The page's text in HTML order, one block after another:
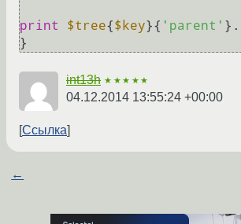
print $tree{$key}{ 'parent' }.
int13h ★★★★★
04.12.2014 13:55:24 +00:00
Ссылка
←